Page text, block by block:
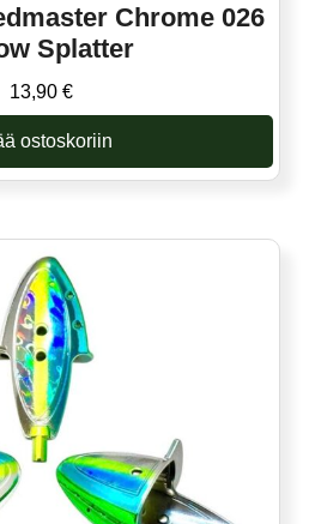
Chrome 026
Splatter
13,90 €
ostoskoriin